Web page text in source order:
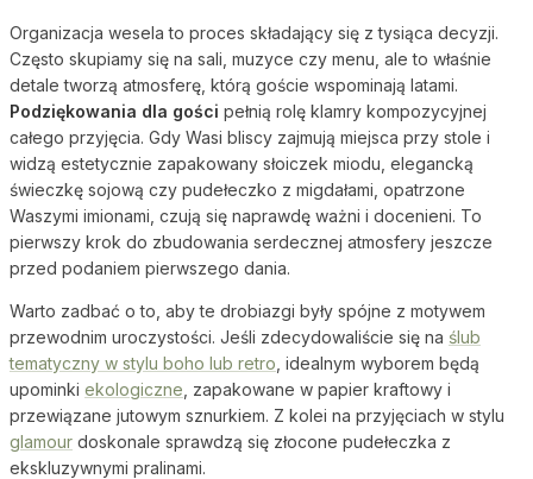
Organizacja wesela to proces składający się z tysiąca decyzji.
Często skupiamy się na sali, muzyce czy menu, ale to właśnie
detale tworzą atmosferę, którą goście wspominają latami.
Podziękowania dla gości pełnią rolę klamry kompozycyjnej
całego przyjęcia. Gdy Wasi bliscy zajmują miejsca przy stole i
widzą estetycznie zapakowany słoiczek miodu, elegancką
świeczkę sojową czy pudełeczko z migdałami, opatrzone
Waszymi imionami, czują się naprawdę ważni i docenieni. To
pierwszy krok do zbudowania serdecznej atmosfery jeszcze
przed podaniem pierwszego dania.
Warto zadbać o to, aby te drobiazgi były spójne z motywem
przewodnim uroczystości. Jeśli zdecydowaliście się na ślub
tematyczny w stylu boho lub retro , idealnym wyborem będą
upominki ekologiczne , zapakowane w papier kraftowy i
przewiązane jutowym sznurkiem. Z kolei na przyjęciach w stylu
glamour doskonale sprawdzą się złocone pudełeczka z
ekskluzywnymi pralinami.